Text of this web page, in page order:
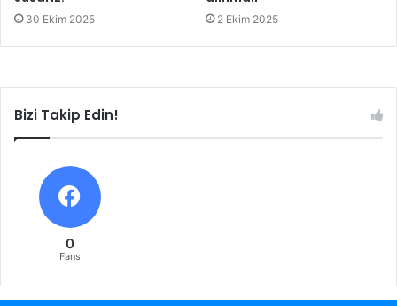
30 Ekim 2025 2 Ekim 2025
Bizi Takip Edin!
0
Fans